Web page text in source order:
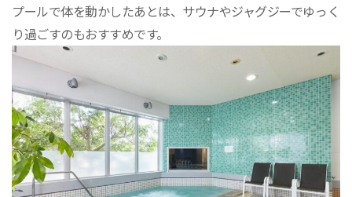
プールで体を動かしたあとは、サウナやジャグジーでゆっく
り過ごすのもおすすめです。